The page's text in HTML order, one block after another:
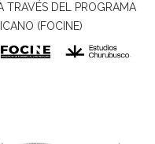
TRAVÉS DEL PROGRAMA
(FOCINE)